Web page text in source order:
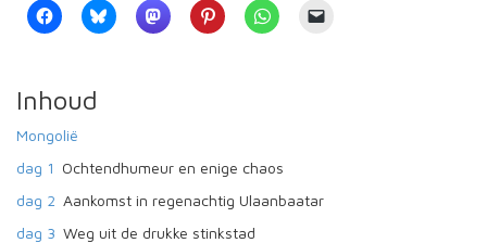
Inhoud
Mongolië
dag 1 Ochtendhumeur en enige chaos
dag 2 Aankomst in regenachtig Ulaanbaatar
dag 3 Weg uit de drukke stinkstad